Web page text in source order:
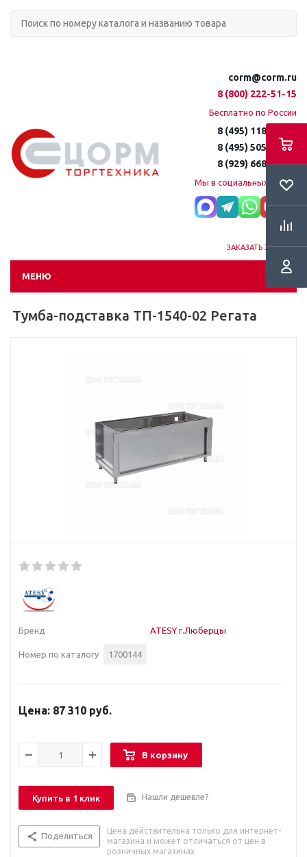
corm@corm.ru
8 (800) 222-51-15
Бесплатно по России
8 (495) 118-61-16
8 (495) 505-51-15
8 (929) 668-95-35
Мы в социальных сетях:
ЗАКАЗАТЬ ЗВОНОК
МЕНЮ
Тумба-подставка ТП-1540-02 Регата
Бренд ATESY г.Люберцы
Номер по каталогу 1700144
87 310 руб.
В корзину
Купить в 1 клик Нашли дешевле?
Поделиться
Цена действительна только для интернет-
магазина и может отличаться от цен в
розничных магазинах